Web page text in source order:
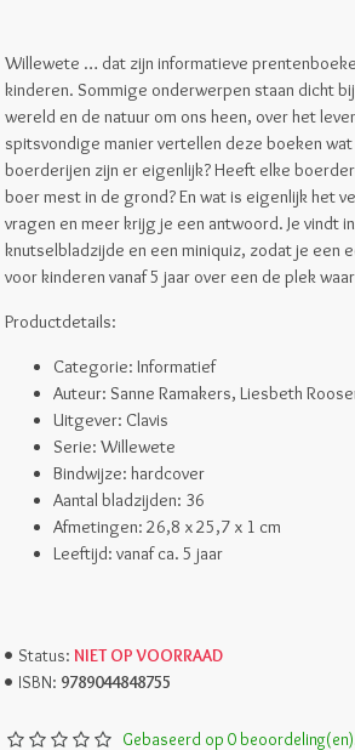
Willewete … dat zijn informatieve
kinderen. Sommige onderwerpen staan dicht
wereld en de natuur om ons heen, over het
spitsvondige manier vertellen deze boeken
boerderijen zijn er eigenlijk? Heeft elke
boer mest in de grond? En wat is eigenlijk het
vragen en meer krijg je een antwoord. Je vindt
knutselbladzijde en een miniquiz, zodat je
voor kinderen vanaf 5 jaar over een de plek
Productdetails:
Categorie: Informatief
Auteur: Sanne Ramakers, Liesbeth
Uitgever: Clavis
Serie: Willewete
Bindwijze: hardcover
Aantal bladzijden: 36
Afmetingen: 26,8 x 25,7 x 1 cm
Leeftijd: vanaf ca. 5 jaar
Status: NIET OP VOORRAAD
ISBN: 9789044848755
Gebaseerd op 0